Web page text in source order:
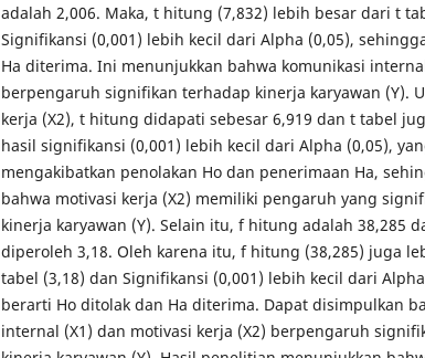
adalah 2,006. Maka, t hitung (7,832) lebih besar dari t
Signifikansi (0,001) lebih kecil dari Alpha (0,05),
Ha diterima. Ini menunjukkan bahwa komunikasi
berpengaruh signifikan terhadap kinerja karyawan (Y).
kerja (X2), t hitung didapati sebesar 6,919 dan t tabel
hasil signifikansi (0,001) lebih kecil dari Alpha (0,05),
mengakibatkan penolakan Ho dan penerimaan Ha,
bahwa motivasi kerja (X2) memiliki pengaruh yang
kinerja karyawan (Y). Selain itu, f hitung adalah 38,285
diperoleh 3,18. Oleh karena itu, f hitung (38,285) juga
tabel (3,18) dan Signifikansi (0,001) lebih kecil dari
berarti Ho ditolak dan Ha diterima. Dapat disimpulkan
internal (X1) dan motivasi kerja (X2) berpengaruh